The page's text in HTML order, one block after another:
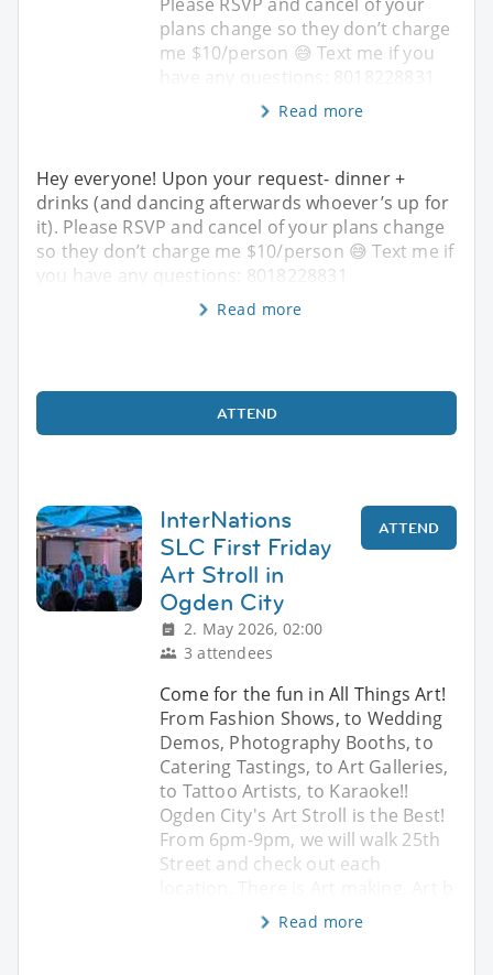
plans change so they don’t charge
me $10/person 😅 Text me if you
Read more
Hey everyone! Upon your request- dinner +
drinks (and dancing afterwards whoever’s up for
it). Please RSVP and cancel of your plans change
so they don’t charge me $10/person 😅 Text me if
you have any questions: 8018228831
Read more
ATTEND
InterNations
SLC First Friday
Art Stroll in
Ogden City
2. May 2026, 02:00
3 attendees
ATTEND
Come for the fun in All Things Art!
From Fashion Shows, to Wedding
Demos, Photography Booths, to
Catering Tastings, to Art Galleries,
to Tattoo Artists, to Karaoke!!
Ogden City's Art Stroll is the Best!
From 6pm-9pm, we will walk 25th
Street and check out each
Read more